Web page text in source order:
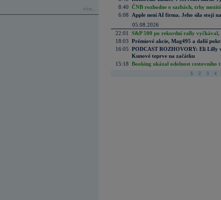
více...
8:40 ČNB rozhodne o sazbách, trhy
6:08
Apple není AI firma. Jeho síla stojí
05.08.2026
22:01
S&P 500 po rekordní rally vyčkával,
18:03 Prémiové akcie, Mag495 a další
16:05 PODCAST ROZHOVORY: Eli Lilly
Kunové teprve na začátku
15:18 Booking ukázal odolnost cestovního
1 2 3 4